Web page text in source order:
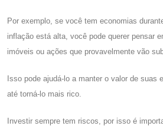
Por exemplo, se você tem economias
inflação está alta, você pode querer pensar
imóveis ou ações que provavelmente vão
Isso pode ajudá-lo a manter o valor de suas
até torná-lo mais rico.
Investir sempre tem riscos, por isso é